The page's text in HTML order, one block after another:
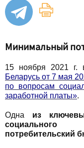
Минимальный
15 ноября 2021 г.
Беларусь от 7 мая
по вопросам
заработной платы».
Одна из
социального
потребительский